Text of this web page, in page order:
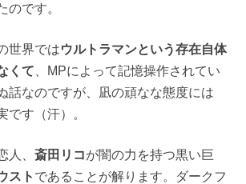
のです。
世界ではウルトラマンという存在自体
くて 、MPによって記憶操作されてい
話なのですが、凪の頑なな態度には
です（汗）。
人、 斎田リコが闇の力を持つ黒い巨
スト であることが解ります。ダークフ